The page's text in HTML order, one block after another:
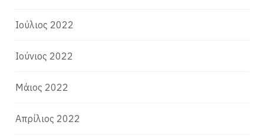
Ιούλιος 2022
Ιούνιος 2022
Μάιος 2022
Απρίλιος 2022